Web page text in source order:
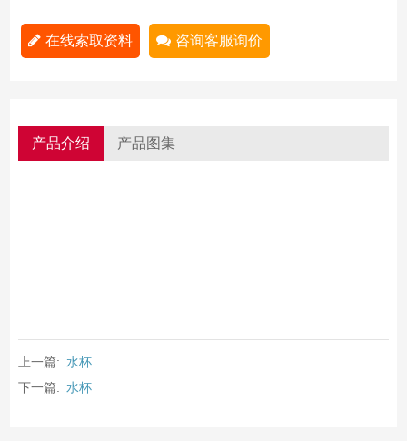
在线索取资料 咨询客服询价
产品介绍 产品图集
上一篇: 水杯
下一篇: 水杯